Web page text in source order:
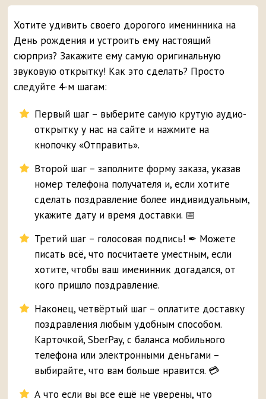
Хотите удивить своего дорогого именинника на
День рождения и устроить ему настоящий
сюрприз? Закажите ему самую оригинальную
звуковую открытку! Как это сделать? Просто
следуйте 4-м шагам:
Первый шаг – выберите самую крутую аудио-
открытку у нас на сайте и нажмите на
кнопочку «Отправить».
Второй шаг – заполните форму заказа, указав
номер телефона получателя и, если хотите
сделать поздравление более индивидуальным,
укажите дату и время доставки. 📅
Третий шаг – голосовая подпись! ✒ Можете
писать всё, что посчитаете уместным, если
хотите, чтобы ваш именинник догадался, от
кого пришло поздравление.
Наконец, четвёртый шаг – оплатите доставку
поздравления любым удобным способом.
Карточкой, SberPay, с баланса мобильного
телефона или электронными деньгами –
выбирайте, что вам больше нравится. 💳
А что если вы все ещё не уверены, что